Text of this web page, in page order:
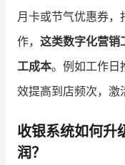
月卡或节气优惠券，
作， 这类数字化营销
工成本。例如工作日
效提高到店频次，激
收银系统如何升
润？